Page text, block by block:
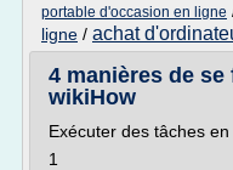
portable d'occasion en ligne
ligne / achat
4 manières de
wikiHow
Exécuter des tâches
1